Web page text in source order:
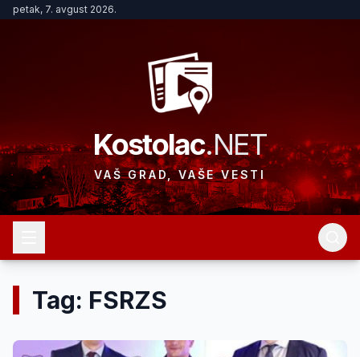
petak, 7. avgust 2026.
Kostolac.NET
VAŠ GRAD, VAŠE VESTI
Tag: FSRZS